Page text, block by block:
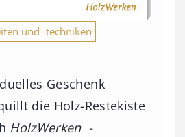
und -techniken
Geschenk
die Holz-Restekiste
HolzWerken -